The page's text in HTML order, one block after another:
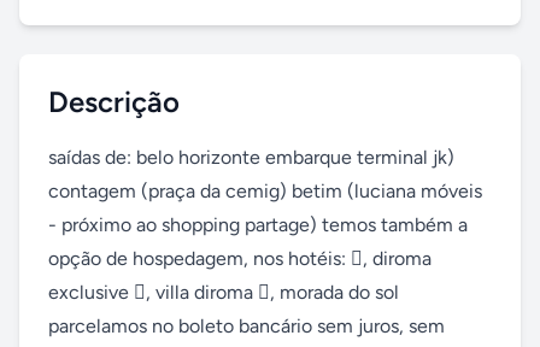
Descrição
saídas de: belo horizonte embarque terminal jk)
contagem (praça da cemig) betim (luciana móveis
- próximo ao shopping partage) temos também a
opção de hospedagem, nos hotéis: , diroma
exclusive , villa diroma , morada do sol
parcelamos no boleto bancário sem juros, sem